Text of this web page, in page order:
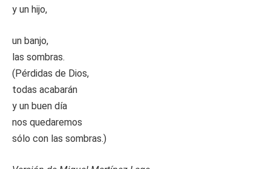
y un hijo,
un banjo,
las sombras.
(Pérdidas de Dios,
todas acabarán
y un buen día
nos quedaremos
sólo con las sombras.)